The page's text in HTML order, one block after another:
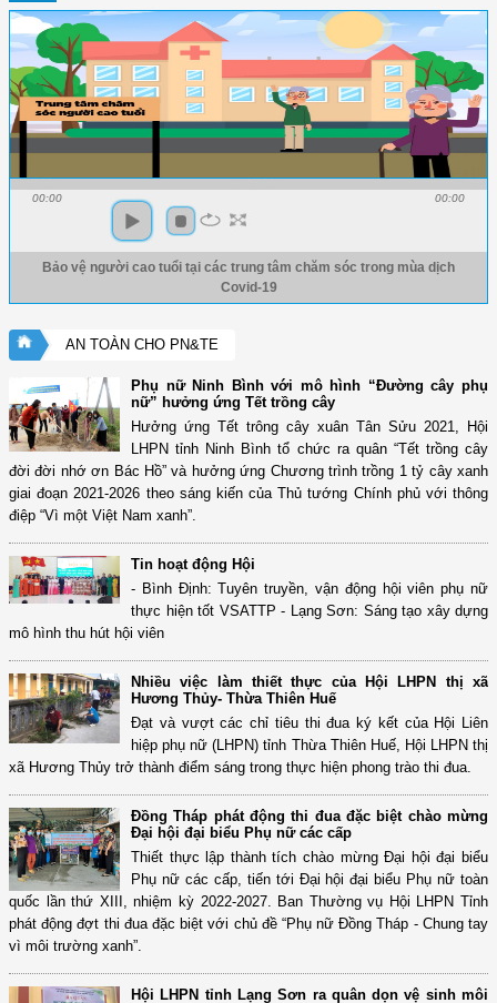
00:00 00:00
Bảo vệ người cao tuổi tại các trung tâm chăm sóc trong mùa dịch
Covid-19
AN TOÀN CHO PN&TE
Phụ nữ Ninh Bình với mô hình “Đường cây phụ
nữ” hưởng ứng Tết trồng cây
Hưởng ứng Tết trông cây xuân Tân Sửu 2021, Hội
LHPN tỉnh Ninh Bình tổ chức ra quân “Tết trồng cây
đời đời nhớ ơn Bác Hồ” và hưởng ứng Chương trình trồng 1 tỷ cây xanh
giai đoạn 2021-2026 theo sáng kiến của Thủ tướng Chính phủ với thông
điệp “Vì một Việt Nam xanh”.
Tin hoạt động Hội
- Bình Định: Tuyên truyền, vận động hội viên phụ nữ
thực hiện tốt VSATTP - Lạng Sơn: Sáng tạo xây dựng
mô hình thu hút hội viên
Nhiều việc làm thiết thực của Hội LHPN thị xã
Hương Thủy- Thừa Thiên Huế
Đạt và vượt các chỉ tiêu thi đua ký kết của Hội Liên
hiệp phụ nữ (LHPN) tỉnh Thừa Thiên Huế, Hội LHPN thị
xã Hương Thủy trở thành điểm sáng trong thực hiện phong trào thi đua.
Đồng Tháp phát động thi đua đặc biệt chào mừng
Đại hội đại biểu Phụ nữ các cấp
Thiết thực lập thành tích chào mừng Đại hội đại biểu
Phụ nữ các cấp, tiến tới Đại hội đại biểu Phụ nữ toàn
quốc lần thứ XIII, nhiệm kỳ 2022-2027. Ban Thường vụ Hội LHPN Tỉnh
phát động đợt thi đua đặc biệt với chủ đề “Phụ nữ Đồng Tháp - Chung tay
vì môi trường xanh”.
Hội LHPN tỉnh Lạng Sơn ra quân dọn vệ sinh môi